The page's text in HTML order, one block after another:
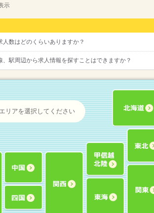
示
人数はどのくらいありますか？
、駅周辺から求人情報を探すことはできますか？
リアを選択してください